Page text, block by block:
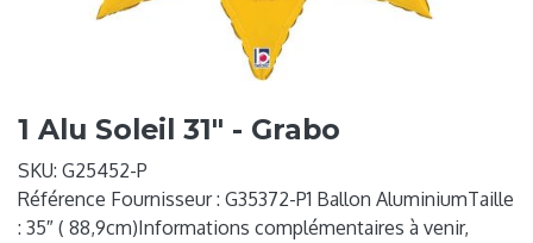
1 Alu Soleil 31" - Grabo
SKU: G25452-P
Référence Fournisseur : G35372-P1 Ballon AluminiumTaille
: 35″ ( 88,9cm)Informations complémentaires à venir,